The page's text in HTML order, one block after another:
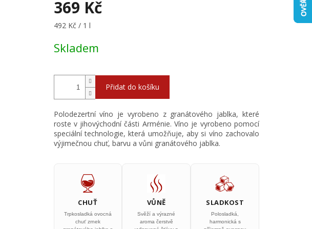
369 Kč
Měrná
492 Kč / 1 l
Skladem
Přidat do košíku
Polodezertní víno je vyrobeno z granátového jablka, které
roste v jihovýchodní části Arménie. Víno je vyrobeno pomocí
speciální technologie, která umožňuje, aby si víno zachovalo
výjimečnou chuť, barvu a vůni granátového jablka.
CHUŤ
Trpkosladká ovocná
chuť zrnek
VŮNĚ
Svěží a výrazné
aroma čerstvě
SLADKOST
Polosladká,
harmonická s